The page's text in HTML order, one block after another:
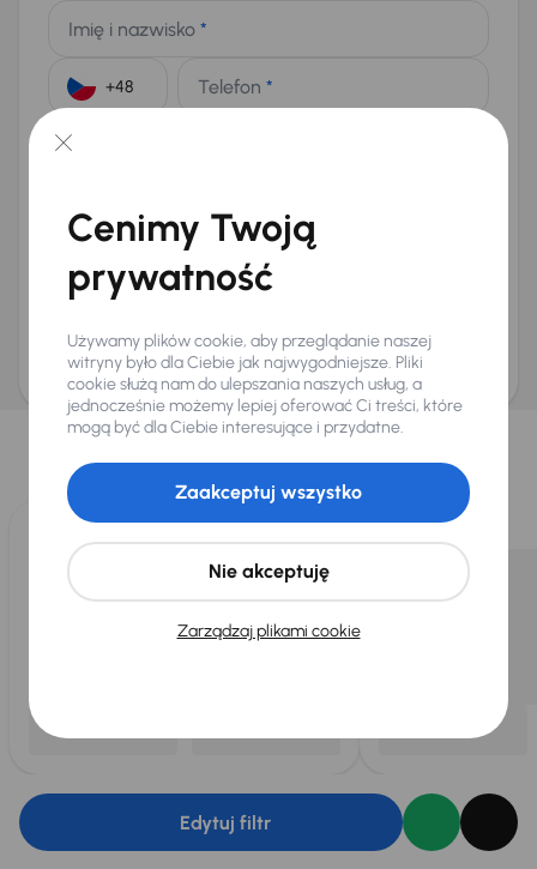
Imię i nazwisko *
Telefon *
E-mail
Na numer telefonu (opcjonalnie)
Wyślij zapytanie
ani zagwarantowaną dostępnością pojazdu. AURES Holdings a.s., z siedzibą
Dopraváků 874/15, Čimice, 184 00 Praga 8, będzie przechowywać i przetwarzać
Twoje dane osobowe zgodnie z zasadami ochrony i przetwarzaniadanych
osobowych
Wybraliśmy dla Ciebie
Wybieramy dla Ciebienajlepsze pojazdyz naszej oferty. Kupimy
dla Ciebiedo 400 pojazdówkażdego dnia.
Edytuj filtr
Cenimy Twoją
prywatność
Używamy plików cookie, aby przeglądanie naszej
witryny było dla Ciebie jak najwygodniejsze. Pliki
cookie służą nam do ulepszania naszych usług, a
jednocześnie możemy lepiej oferować Ci treści, które
mogą być dla Ciebie interesujące i przydatne.
Zarządzaj plikami cookie
Nie akceptuję
Zaakceptuj wszystko